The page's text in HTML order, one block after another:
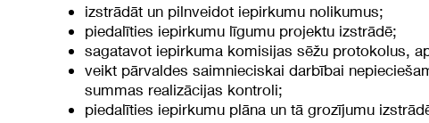
izstrādāt un pilnveidot iepirkumu nolikumus;
piedalīties iepirkumu līgumu projektu izstrādē;
sagatavot iepirkuma komisijas sēžu protokolus,
veikt pārvaldes saimnieciskai darbībai
summas realizācijas kontroli;
piedalīties iepirkumu plāna un tā grozījumu